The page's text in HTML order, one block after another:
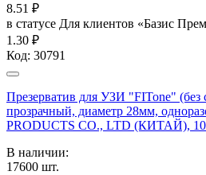
8.51 ₽
в статусе Для клиентов «Базис
1.30 ₽
Код: 30791
Презерватив для УЗИ "FITone" (без
прозрачный, диаметр 28мм,
PRODUCTS CO., LTD (КИТАЙ),
В наличии:
17600 шт.